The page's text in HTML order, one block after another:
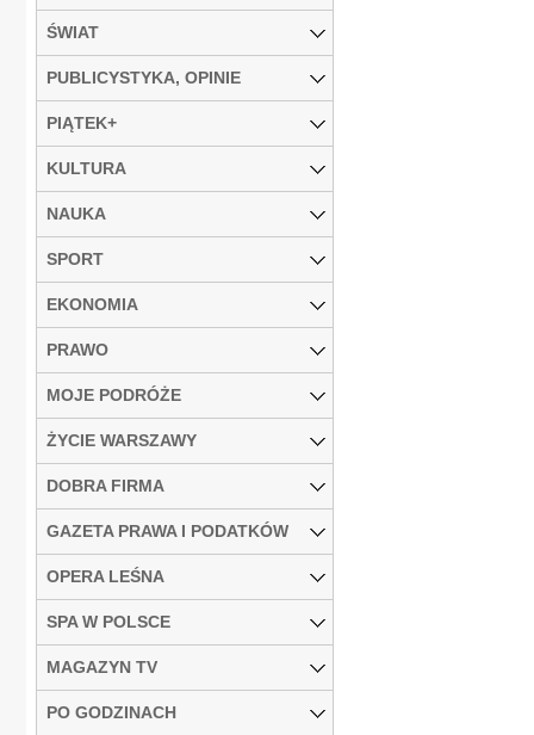
ŚWIAT
PUBLICYSTYKA, OPINIE
PIĄTEK+
KULTURA
NAUKA
SPORT
EKONOMIA
PRAWO
MOJE PODRÓŻE
ŻYCIE WARSZAWY
DOBRA FIRMA
GAZETA PRAWA I PODATKÓW
OPERA LEŚNA
SPA W POLSCE
MAGAZYN TV
PO GODZINACH